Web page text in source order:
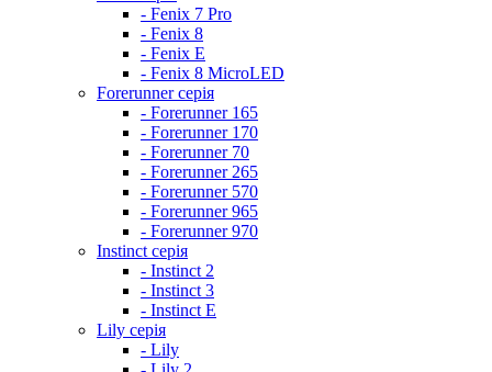
- Fenix 7 Pro
- Fenix 8
- Fenix ​​E
- Fenix 8 MicroLED
Forerunner серія
- Forerunner 165
- Forerunner 170
- Forerunner 70
- Forerunner 265
- Forerunner 570
- Forerunner 965
- Forerunner 970
Instinct серія
- Instinct 2
- Instinct 3
- Instinct E
Lily серія
- Lily